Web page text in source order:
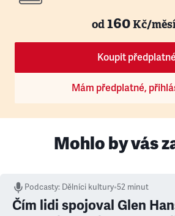
od160Kč/
Koupit předplatné
Mám předplatné,
Mohlo by vás
Podcasty: Dělníci kultury•52 minut
Čím lidi spojoval Glen